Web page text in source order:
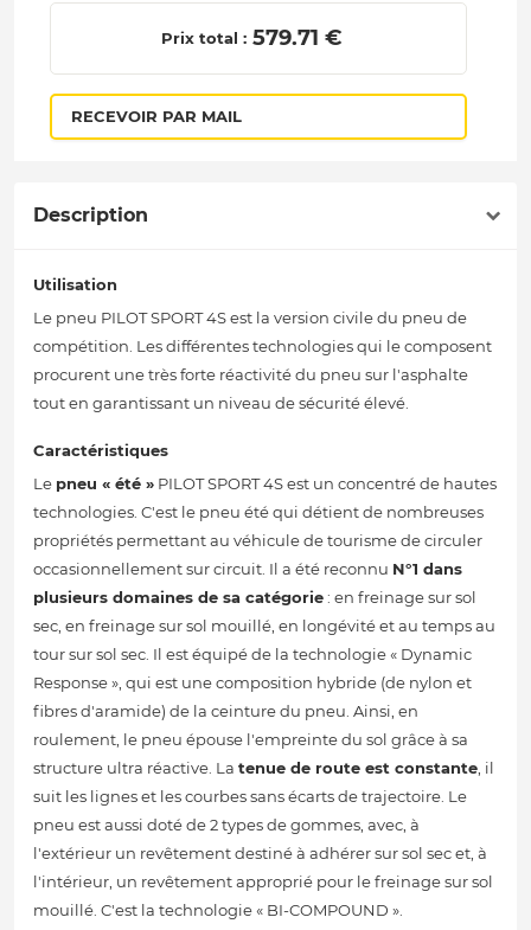
Prix total : 579.71 €
RECEVOIR PAR MAIL
Description
Utilisation
Le pneu PILOT SPORT 4S est la version civile du pneu de
compétition. Les différentes technologies qui le composent
procurent une très forte réactivité du pneu sur l'asphalte
tout en garantissant un niveau de sécurité élevé.
Caractéristiques
Le pneu « été » PILOT SPORT 4S est un concentré de hautes
technologies. C'est le pneu été qui détient de nombreuses
propriétés permettant au véhicule de tourisme de circuler
occasionnellement sur circuit. Il a été reconnu N°1 dans
plusieurs domaines de sa catégorie: en freinage sur sol
sec, en freinage sur sol mouillé, en longévité et au temps au
tour sur sol sec. Il est équipé de la technologie « Dynamic
Response », qui est une composition hybride (de nylon et
fibres d'aramide) de la ceinture du pneu. Ainsi, en
roulement, le pneu épouse l'empreinte du sol grâce à sa
structure ultra réactive. La tenue de route est constante, il
suit les lignes et les courbes sans écarts de trajectoire. Le
pneu est aussi doté de 2 types de gommes, avec, à
l'extérieur un revêtement destiné à adhérer sur sol sec et, à
l'intérieur, un revêtement approprié pour le freinage sur sol
mouillé. C'est la technologie « BI-COMPOUND ».